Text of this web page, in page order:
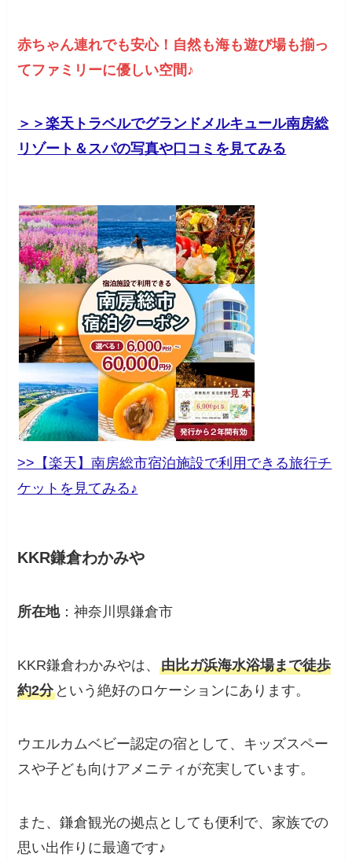
赤ちゃん連れでも安心！自然も海も遊び場も揃っ
てファミリーに優しい空間♪
＞＞楽天トラベルで​グランドメルキュール南房総
リゾート＆スパの写真や口コミを見てみる
>>【楽天】南房総市宿泊施設で利用できる旅行チ
ケットを見てみる♪
KKR鎌倉わかみや
所在地：神奈川県鎌倉市
KKR鎌倉わかみやは、由比ガ浜海水浴場まで徒歩
約2分 という絶好のロケーションにあります。
​ウエルカムベビー認定の宿として、キッズスペー
スや子ども向けアメニティが充実しています。
また、鎌倉観光の拠点としても便利で、家族での
思い出作りに最適です♪